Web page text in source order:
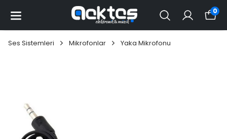
0
Ses Sistemleri Mikrofonlar Yaka Mikrofonu